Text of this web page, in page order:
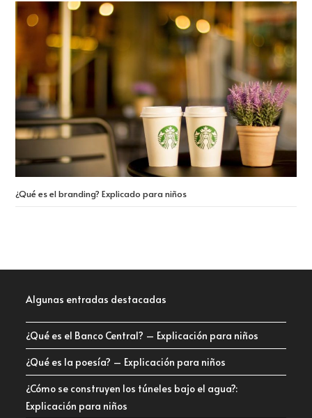
¿Qué es el branding? Explicado para niños
Algunas entradas destacadas
¿Qué es el Banco Central? – Explicación para niños
¿Qué es la poesía? – Explicación para niños
¿Cómo se construyen los túneles bajo el agua?:
Explicación para niños